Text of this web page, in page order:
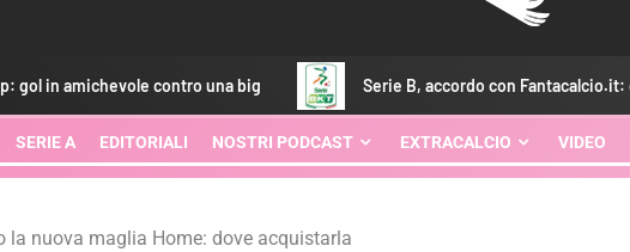
contro una big Serie B, accordo con Fantacalcio.it: ecco la data di
SERIE A EDITORIALI NOSTRI PODCAST EXTRACALCIO VIDEO
la nuova maglia Home: dove acquistarla